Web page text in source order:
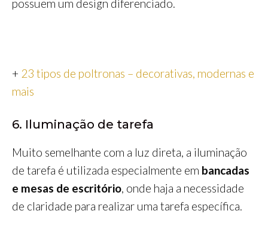
possuem um design diferenciado.
+ 23 tipos de poltronas – decorativas, modernas e
mais
6. Iluminação de tarefa
Muito semelhante com a luz direta, a iluminação
de tarefa é utilizada especialmente em bancadas
e mesas de escritório, onde haja a necessidade
de claridade para realizar uma tarefa específica.